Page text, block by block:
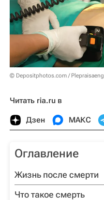
© Depositphotos.com / Plepraisaeng
Читать ria.ru в
Дзен МАКС
Оглавление
Жизнь после смерти
Что такое смерть